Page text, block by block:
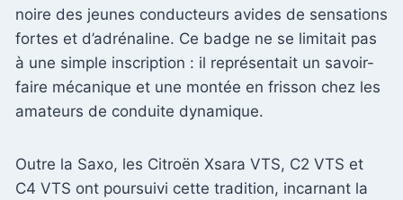
noire des jeunes conducteurs avides de sensations
fortes et d’adrénaline. Ce badge ne se limitait pas
à une simple inscription : il représentait un savoir-
faire mécanique et une montée en frisson chez les
amateurs de conduite dynamique.
Outre la Saxo, les Citroën Xsara VTS, C2 VTS et
C4 VTS ont poursuivi cette tradition, incarnant la